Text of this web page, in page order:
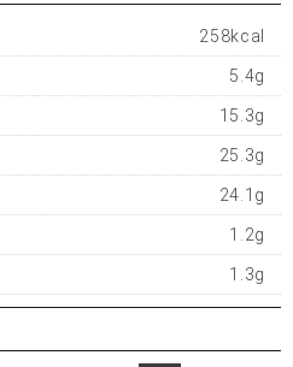
258kcal
5.4g
15.3g
25.3g
24.1g
1.2g
1.3g